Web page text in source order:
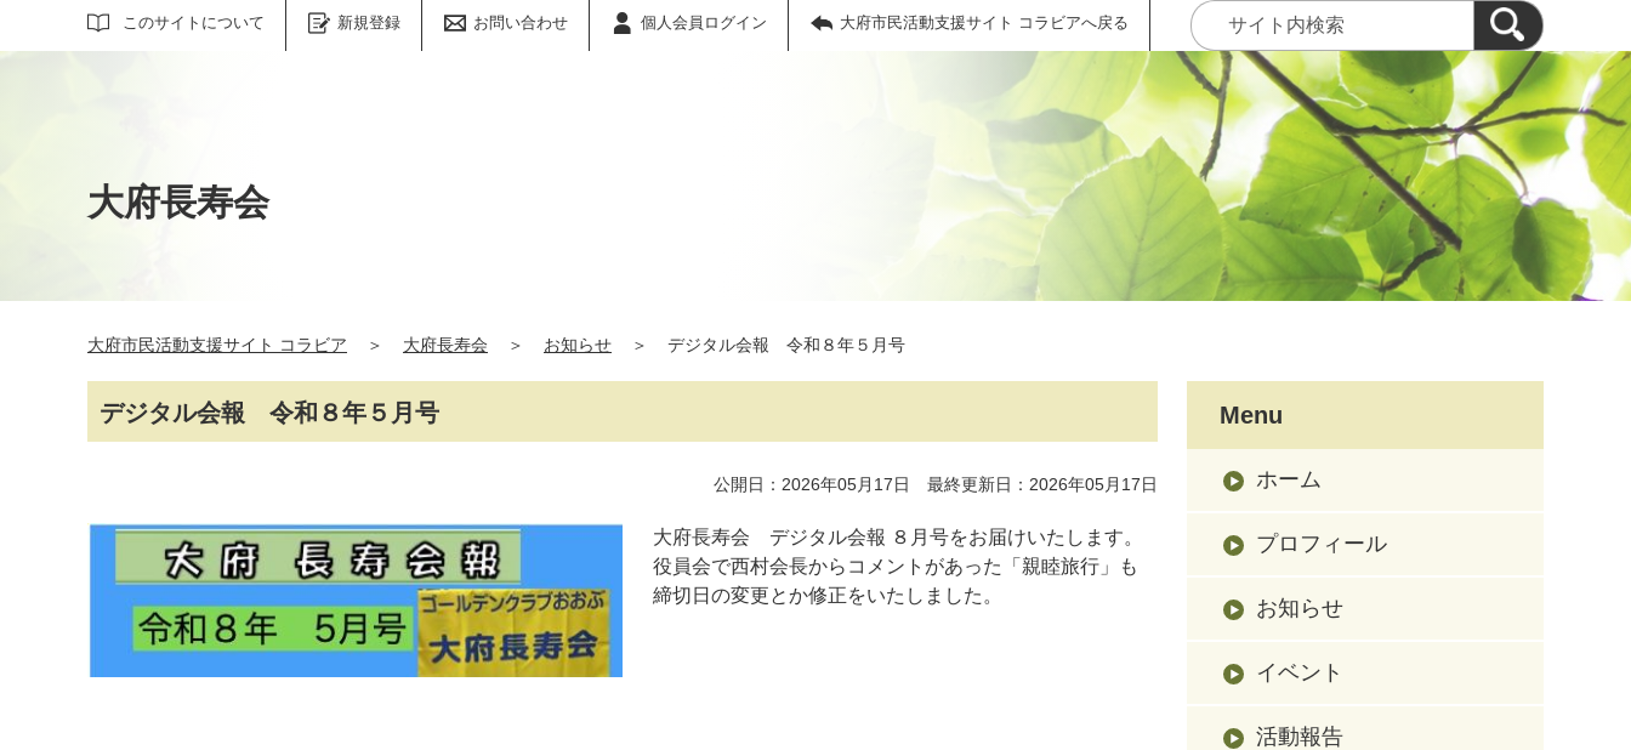
このサイトについて 新規登録 お問い合わせ 個人会員ログイン 大府市民活動支援サイト コラビアへ戻る
サイト内検索
大府長寿会
大府市民活動支援サイト コラビア ＞ 大府長寿会 ＞ お知らせ ＞ デジタル会報 令和８年５月号
デジタル会報 令和８年５月号
公開日：2026年05月17日 最終更新日：2026年05月17日
大府長寿会 デジタル会報 ８月号をお届けいたします。
役員会で西村会長からコメントがあった「親睦旅行」も
締切日の変更とか修正をいたしました。
Menu
ホーム
プロフィール
お知らせ
イベント
活動報告